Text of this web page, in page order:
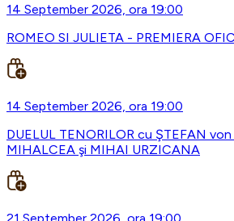
14 September 2026, ora 19:00
ROMEO SI JULIETA - PREMIERA
14 September 2026, ora 19:00
DUELUL TENORILOR cu ŞTEFAN
MIHALCEA şi MIHAI URZICANA